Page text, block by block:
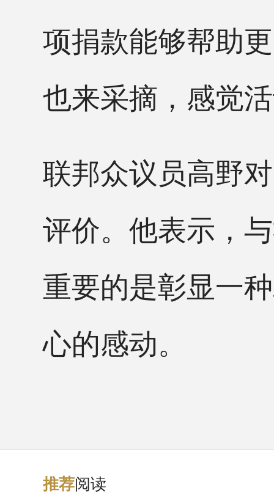
项捐款能够帮助
也来采摘，感觉
联邦众议员高野
评价。他表示，
重要的是彰显一
心的感动。
推荐阅读